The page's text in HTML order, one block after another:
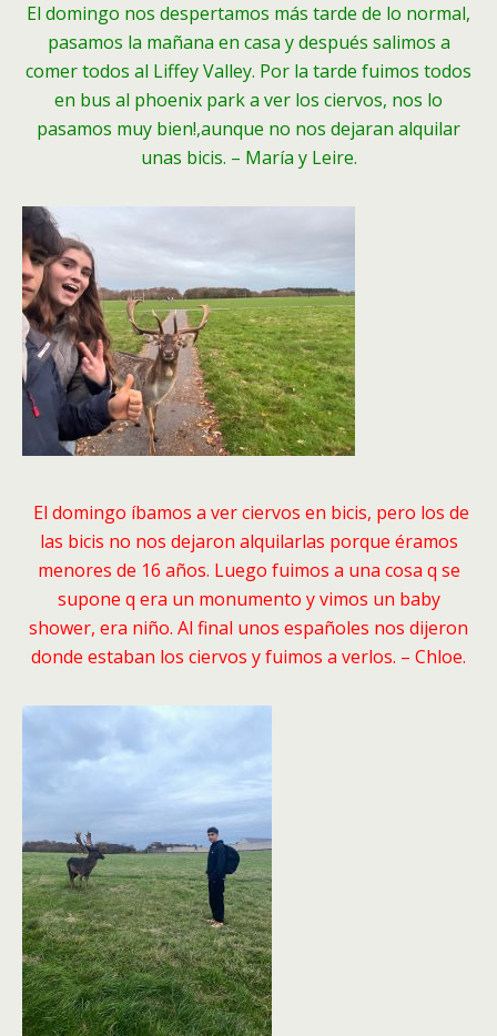
El domingo nos despertamos más tarde de lo normal,
pasamos la mañana en casa y después salimos a
comer todos al Liffey Valley. Por la tarde fuimos todos
en bus al phoenix park a ver los ciervos, nos lo
pasamos muy bien!,aunque no nos dejaran alquilar
unas bicis. – María y Leire.
El domingo íbamos a ver ciervos en bicis, pero los de
las bicis no nos dejaron alquilarlas porque éramos
menores de 16 años. Luego fuimos a una cosa q se
supone q era un monumento y vimos un baby
shower, era niño. Al final unos españoles nos dijeron
donde estaban los ciervos y fuimos a verlos. – Chloe.